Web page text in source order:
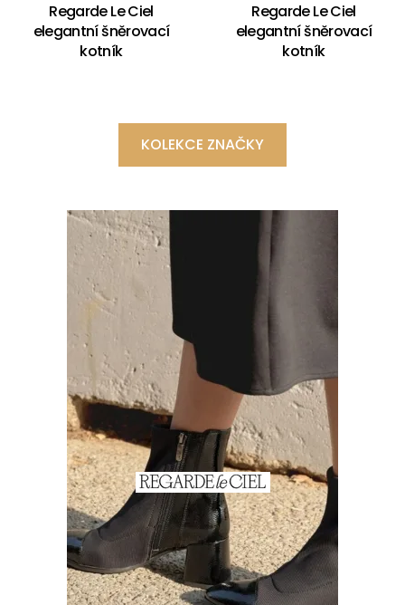
Regarde Le Ciel
elegantní šněrovací
kotník
Regarde Le Ciel
elegantní šněrovací
kotník
KOLEKCE ZNAČKY